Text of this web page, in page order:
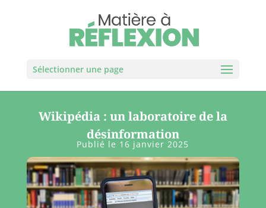
Sélectionner une page
Wikipédia : un laboratoire de la
désinformation
Publié le 16 janvier 2025